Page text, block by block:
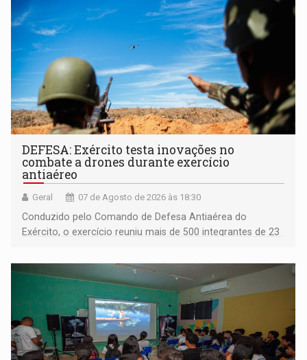
DEFESA: Exército testa inovações no
combate a drones durante exercício
antiaéreo
Geral 07 de Agosto de 2026 às 18:30
Conduzido pelo Comando de Defesa Antiaérea do
Exército, o exercício reuniu mais de 500 integrantes de 23